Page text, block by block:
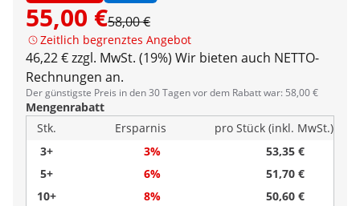
55,00 €58,00 €
Zeitlich begrenztes Angebot
46,22 € zzgl. MwSt. (19%) Wir bieten auch NETTO-
Rechnungen an.
Der günstigste Preis in den 30 Tagen vor dem Rabatt war: 58,00 €
Mengenrabatt
Stk.
Ersparnis
pro Stück (inkl. MwSt.)
3+
3%
53,35 €
5+
6%
51,70 €
10+
8% 50,60 €